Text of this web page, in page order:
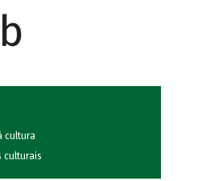
cultura
culturais